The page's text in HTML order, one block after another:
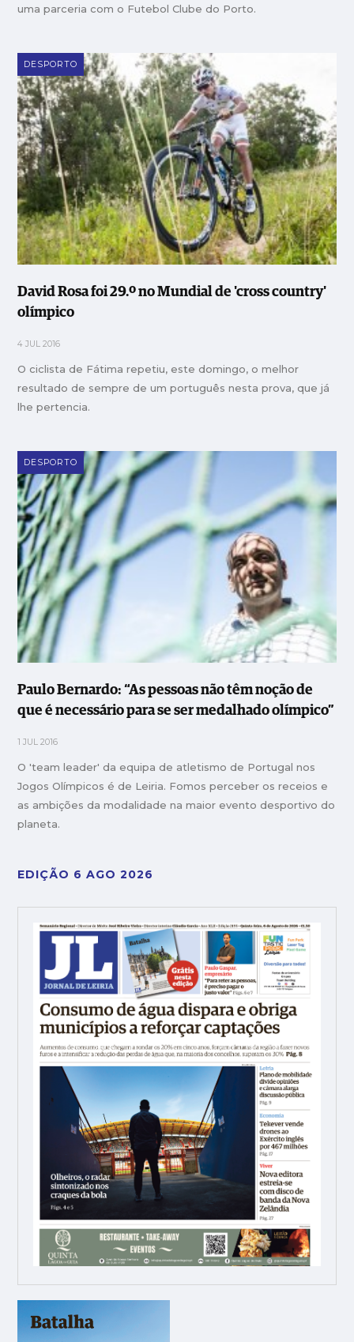
uma parceria com o Futebol Clube do Porto.
DESPORTO
David Rosa foi 29.º no Mundial de 'cross country'
olímpico
4 JUL 2016
O ciclista de Fátima repetiu, este domingo, o melhor
resultado de sempre de um português nesta prova, que já
lhe pertencia.
DESPORTO
Paulo Bernardo: “As pessoas não têm noção de
que é necessário para se ser medalhado olímpico”
1 JUL 2016
O 'team leader' da equipa de atletismo de Portugal nos
Jogos Olímpicos é de Leiria. Fomos perceber os receios e
as ambições da modalidade na maior evento desportivo do
planeta.
EDIÇÃO 6 AGO 2026